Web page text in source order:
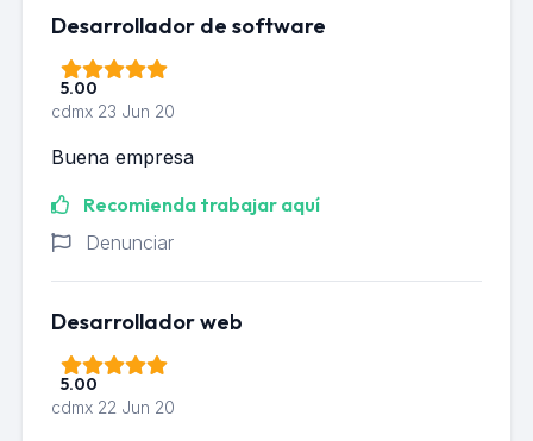
Desarrollador de software
5.00
cdmx 23 Jun 20
Buena empresa
Recomienda trabajar aquí
Denunciar
Desarrollador web
5.00
cdmx 22 Jun 20